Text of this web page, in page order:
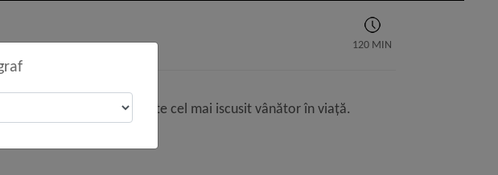
120 MIN
tuturor că el este cel mai iscusit vânător în viață.